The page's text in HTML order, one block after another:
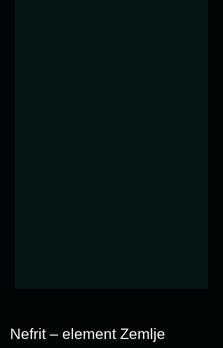
Nefrit – element Zemlje